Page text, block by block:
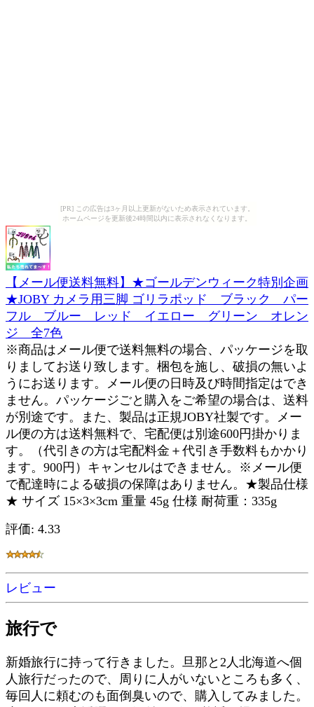
[PR] この広告は3ヶ月以上更新がないため表示されています。
ホームページを更新後24時間以内に表示されなくなります。
【メール便送料無料】★ゴールデンウィーク特別企画
★JOBY カメラ用三脚 ゴリラポッド ブラック パー
フル ブルー レッド イエロー グリーン オレン
ジ 全7色
※商品はメール便で送料無料の場合、パッケージを取
りましてお送り致します。梱包を施し、破損の無いよ
うにお送ります。メール便の日時及び時間指定はでき
ません。パッケージごと購入をご希望の場合は、送料
が別途です。また、製品は正規JOBY社製です。メー
ル便の方は送料無料で、宅配便は別途600円掛かりま
す。（代引きの方は宅配料金＋代引き手数料もかかり
ます。900円）キャンセルはできません。※メール便
で配達時による破損の保障はありません。★製品仕様
★ サイズ 15×3×3cm 重量 45g 仕様 耐荷重：335g
評価: 4.33
レビュー
旅行で
新婚旅行に持って行きました。旦那と2人北海道へ個
人旅行だったので、周りに人がいないところも多く、
毎回人に頼むのも面倒臭いので、購入してみました。